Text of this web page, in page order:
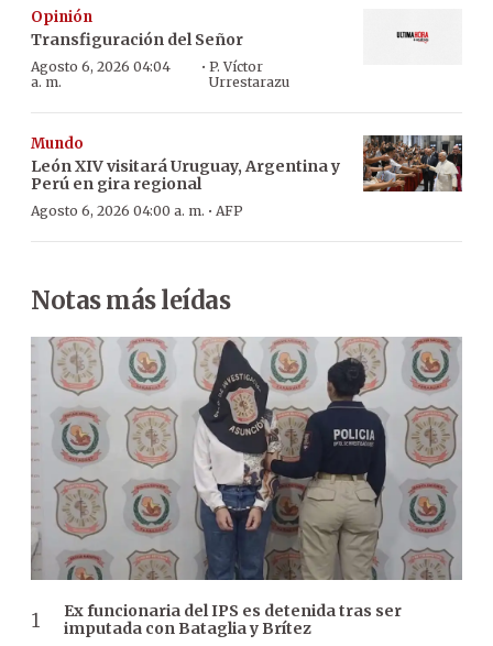
Opinión
Transfiguración del Señor
Agosto 6, 2026 04:04
a. m.
· P. Víctor
Urrestarazu
Mundo
León XIV visitará Uruguay, Argentina y
Perú en gira regional
Agosto 6, 2026 04:00 a. m. · AFP
Notas más leídas
Ex funcionaria del IPS es detenida tras ser
imputada con Bataglia y Brítez